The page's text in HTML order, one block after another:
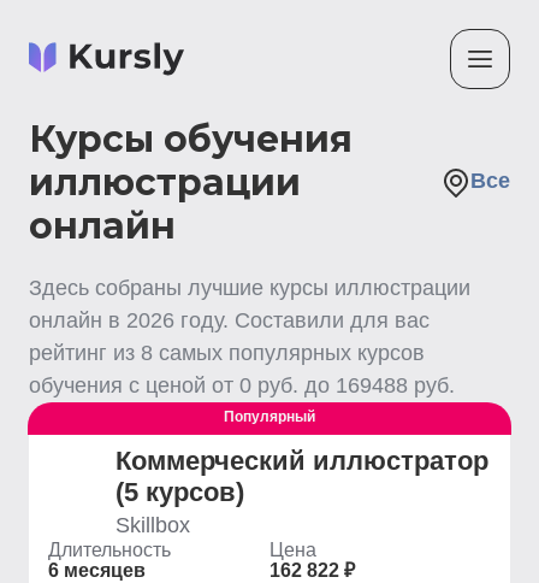
Курсы обучения
иллюстрации
онлайн
Все
Здесь собраны лучшие курсы иллюстрации
онлайн в 2026 году. Составили для вас
рейтинг из 8 самых популярных курсов
обучения с ценой от 0 руб. до 169488 руб.
Популярный
Коммерческий иллюстратор
(5 курсов)
Skillbox
Длительность
6 месяцев
Цена
162 822 ₽